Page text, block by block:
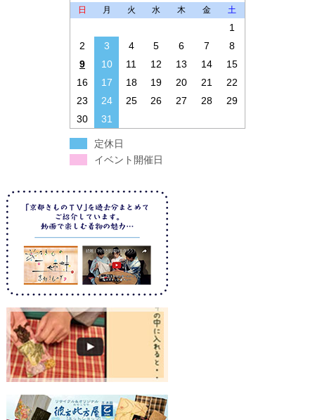
日 月 火 水 木 金 土
1
2
3 4 5 6 7
8
9
10 11 12 13 14
15
16
17 18 19 20 21
22
23
24 25 26 27 28
29
30
31
定休日
イベント開催日